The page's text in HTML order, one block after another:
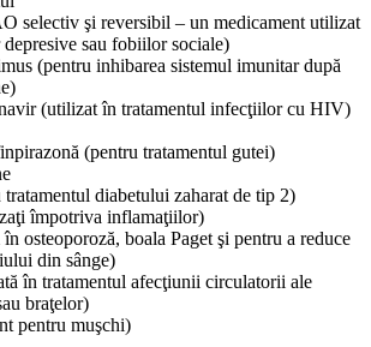
selectiv şi reversibil – un medicament utilizat
sau fobiilor sociale)
(pentru inhibarea sistemul imunitar după
(utilizat în tratamentul infecţiilor cu HIV)
(pentru tratamentul gutei)
diabetului zaharat de tip 2)
împotriva inflamaţiilor)
osteoporoză, boala Paget şi pentru a reduce
din sânge)
în tratamentul afecţiunii circulatorii ale
braţelor)
pentru muşchi)